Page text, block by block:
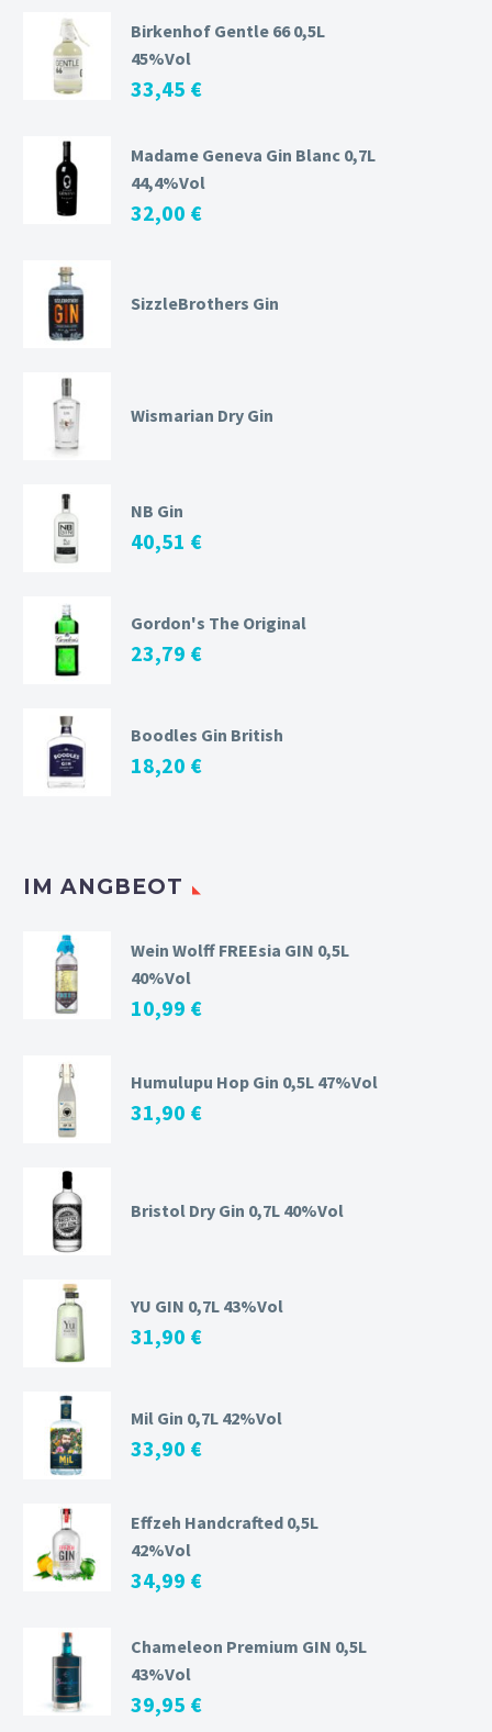
Birkenhof Gentle 66 0,5L
45%Vol
33,45 €
Madame Geneva Gin Blanc 0,7L
44,4%Vol
32,00 €
SizzleBrothers Gin
Wismarian Dry Gin
NB Gin
40,51 €
Gordon's The Original
23,79 €
Boodles Gin British
18,20 €
IM ANGBEOT
Wein Wolff FREEsia GIN 0,5L
40%Vol
10,99 €
Humulupu Hop Gin 0,5L 47%Vol
31,90 €
Bristol Dry Gin 0,7L 40%Vol
YU GIN 0,7L 43%Vol
31,90 €
Mil Gin 0,7L 42%Vol
33,90 €
Effzeh Handcrafted 0,5L
42%Vol
34,99 €
Chameleon Premium GIN 0,5L
43%Vol
39,95 €